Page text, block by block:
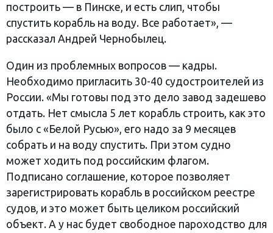
построить — в Пинске, и есть слип, чтобы
спустить корабль на воду. Все работает», —
рассказал Андрей Чернобылец.
Один из проблемных вопросов — кадры.
Необходимо пригласить 30-40 судостроителей из
России. «Мы готовы под это дело завод задешево
отдать. Нет смысла 5 лет корабль строить, как это
было с «Белой Русью», его надо за 9 месяцев
собрать и на воду спустить. При этом судно
может ходить под российским флагом.
Подписано соглашение, которое позволяет
зарегистрировать корабль в российском реестре
судов, и это может быть целиком российский
объект. А у нас будет свободное пароходство для